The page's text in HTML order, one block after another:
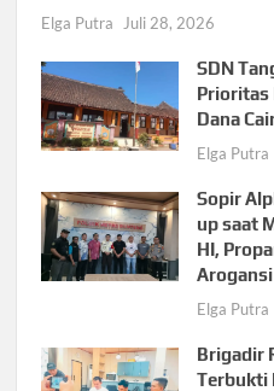
Elga Putra Juli 28, 2026
SDN
Prioritas
Dana
Elga Putra
Sopir
up saat
HI,
Arogansi
Elga Putra
Brigadir
Terbukti